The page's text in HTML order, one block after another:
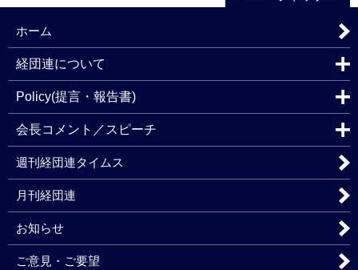
ホーム
経団連について
Policy(提言・報告書)
会長コメント／スピーチ
週刊経団連タイムス
月刊経団連
お知らせ
ご意見・ご要望